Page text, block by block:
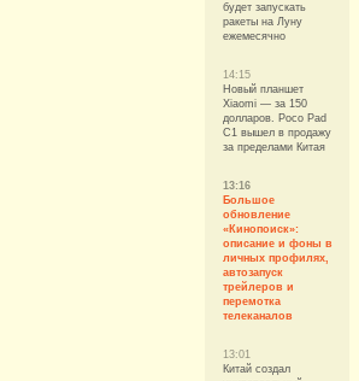
будет запускать
ракеты на Луну
ежемесячно
14:15
Новый планшет
Xiaomi — за 150
долларов. Poco Pad
C1 вышел в продажу
за пределами Китая
13:16
Большое
обновление
«Кинопоиск»:
описание и фоны в
личных профилях,
автозапуск
трейлеров и
перемотка
телеканалов
13:01
Китай создал